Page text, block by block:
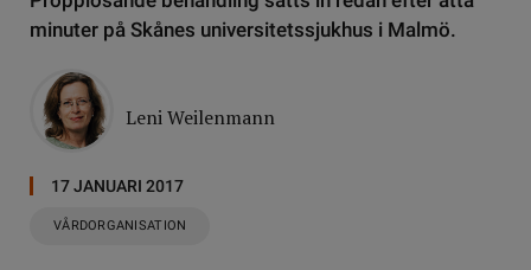
minuter på Skånes universitetssjukhus i Malmö.
Leni Weilenmann
17 JANUARI 2017
VÅRDORGANISATION